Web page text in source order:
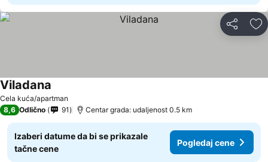
Deli
Cela kuća/apartman
Viladana
8,6 Odlično 91 Centar grada: udaljenost 0.5 km
Izaberi datume da bi se prikazale
tačne cene
Pogledaj cene